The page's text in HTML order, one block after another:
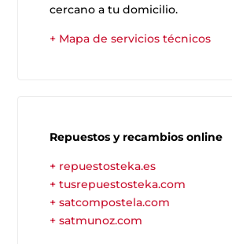
cercano a tu domicilio.
+ Mapa de servicios técnicos
Repuestos y recambios online
+ repuestosteka.es
+ tusrepuestosteka.com
+ satcompostela.com
+ satmunoz.com